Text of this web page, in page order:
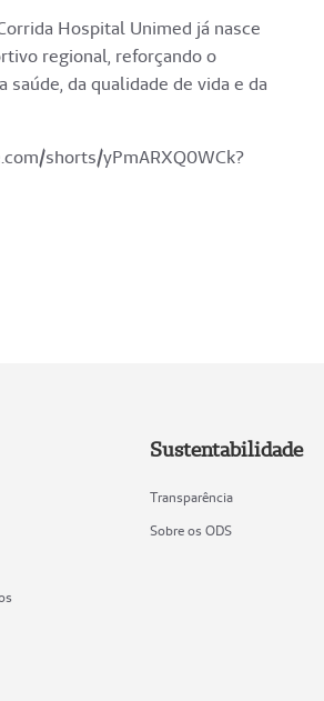
Hospital Unimed já nasce
regional, reforçando o
da qualidade de vida e da
shorts/yPmARXQ0WCk?
Sustentabilidade
Transparência
Sobre os ODS